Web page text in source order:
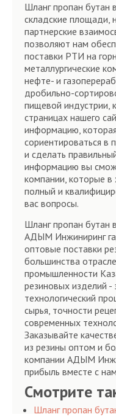
Шланг пропан бутан
складские площади,
партнерские
позволяют нам
поставки РТИ на
металлургические
нефте- и
дробильно-
пищевой индустрии,
страницах нашего
информацию,
сориентироваться в
и сделать
информацию вы
компании, которые в
полный и
вас вопросы.
Шланг пропан бутан
АДЫМ Инжиниринг
оптовые поставки
большинства
промышленности
резиновых изделий
технологический
сырья, точности
современных
Заказывайте
из резины оптом и
компании АДЫМ
прибыль вместе с
Смотрите
Шланг пропан